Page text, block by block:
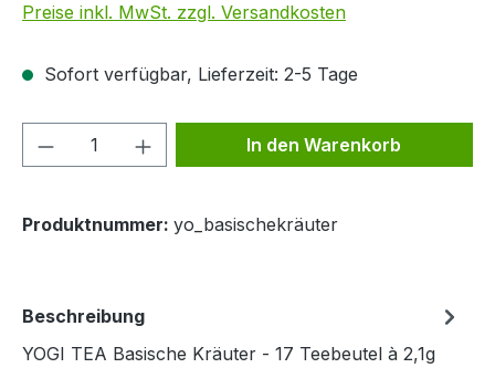
Preise inkl. MwSt. zzgl. Versandkosten
Sofort verfügbar, Lieferzeit: 2-5 Tage
Produkt Anzahl: Gib denIn den Warenkorb
Produktnummer: yo_basischekräuter
Beschreibung
YOGI TEA Basische Kräuter - 17 Teebeutel à 2,1g